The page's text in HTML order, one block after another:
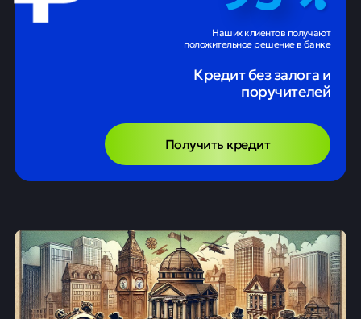
Наших клиентов получают
положительное решение в банке
Кредит без залога и
поручителей
Получить кредит